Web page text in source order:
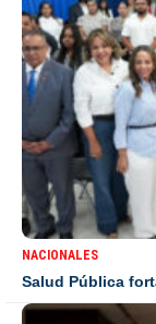
NACIONALES
Salud Pública